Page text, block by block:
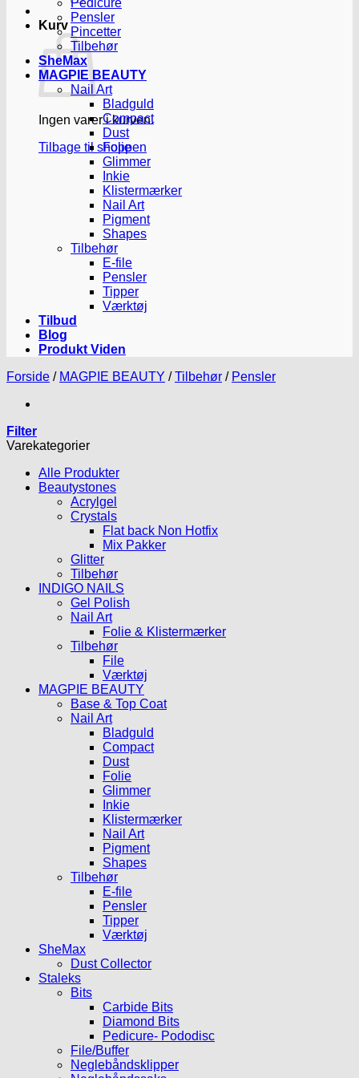
Kurv
Ingen varer i kurven.
Tilbage til shoppen
Pedicure
Pensler
Pincetter
Tilbehør
SheMax
MAGPIE BEAUTY
Nail Art
Bladguld
Compact
Dust
Folie
Glimmer
Inkie
Klistermærker
Nail Art
Pigment
Shapes
Tilbehør
E-file
Pensler
Tipper
Værktøj
Tilbud
Blog
Produkt Viden
Forside / MAGPIE BEAUTY / Tilbehør / Pensler
Filter
Varekategorier
Alle Produkter
Beautystones
Acrylgel
Crystals
Flat back Non Hotfix
Mix Pakker
Glitter
Tilbehør
INDIGO NAILS
Gel Polish
Nail Art
Folie & Klistermærker
Tilbehør
File
Værktøj
MAGPIE BEAUTY
Base & Top Coat
Nail Art
Bladguld
Compact
Dust
Folie
Glimmer
Inkie
Klistermærker
Nail Art
Pigment
Shapes
Tilbehør
E-file
Pensler
Tipper
Værktøj
SheMax
Dust Collector
Staleks
Bits
Carbide Bits
Diamond Bits
Pedicure- Pododisc
File/Buffer
Neglebåndsklipper